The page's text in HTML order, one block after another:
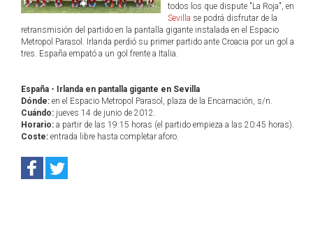
todos los que dispute "La Roja", en
Sevilla se podrá disfrutar de la
retransmisión del partido en la pantalla gigante instalada en el Espacio
Metropol Parasol. Irlanda perdió su primer partido ante Croacia por un gol a
tres. España empató a un gol frente a Italia.
España - Irlanda en pantalla gigante en Sevilla
Dónde: en el Espacio Metropol Parasol, plaza de la Encarnación, s/n.
Cuándo: jueves 14 de junio de 2012.
Horario: a partir de las 19:15 horas (el partido empieza a las 20:45 horas).
Coste: entrada libre hasta completar aforo.